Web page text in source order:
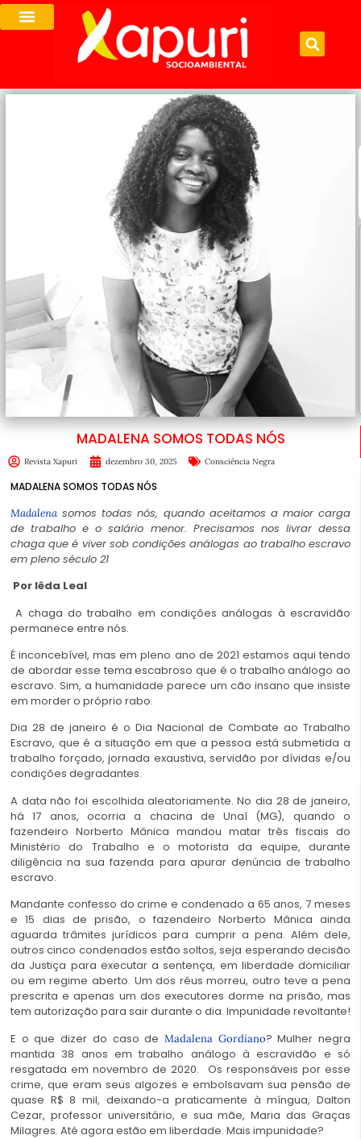
MADALENA SOMOS TODAS NÓS
Revista Xapuri dezembro 30, 2025 Consciência Negra
MADALENA SOMOS TODAS NÓS
Madalena somos todas nós, quando aceitamos a maior carga
de trabalho e o salário menor. Precisamos nos livrar dessa
chaga que é viver sob condições análogas ao trabalho escravo
em pleno século 21
Por Iêda Leal
A chaga do trabalho em condições análogas à escravidão
permanece entre nós.
É inconcebível, mas em pleno ano de 2021 estamos aqui tendo
de abordar esse tema escabroso que é o trabalho análogo ao
escravo. Sim, a humanidade parece um cão insano que insiste
em morder o próprio rabo.
Dia 28 de janeiro é o Dia Nacional de Combate ao Trabalho
Escravo, que é a situação em que a pessoa está submetida a
trabalho forçado, jornada exaustiva, servidão por dívidas e/ou
condições degradantes.
A data não foi escolhida aleatoriamente. No dia 28 de janeiro,
há 17 anos, ocorria a chacina de Unaí (MG), quando o
fazendeiro Norberto Mânica mandou matar três fiscais do
Ministério do Trabalho e o motorista da equipe, durante
diligência na sua fazenda para apurar denúncia de trabalho
escravo.
Mandante confesso do crime e condenado a 65 anos, 7 meses
e 15 dias de prisão, o fazendeiro Norberto Mânica ainda
aguarda trâmites jurídicos para cumprir a pena. Além dele,
outros cinco condenados estão soltos, seja esperando decisão
da Justiça para executar a sentença, em liberdade domiciliar
ou em regime aberto. Um dos réus morreu, outro teve a pena
prescrita e apenas um dos executores dorme na prisão, mas
tem autorização para sair durante o dia. Impunidade revoltante!
E o que dizer do caso de Madalena Gordiano? Mulher negra
mantida 38 anos em trabalho análogo à escravidão e só
resgatada em novembro de 2020. Os responsáveis por esse
crime, que eram seus algozes e embolsavam sua pensão de
quase R$ 8 mil, deixando-a praticamente à míngua, Dalton
Cezar, professor universitário, e sua mãe, Maria das Graças
Milagres. Até agora estão em liberdade. Mais impunidade?